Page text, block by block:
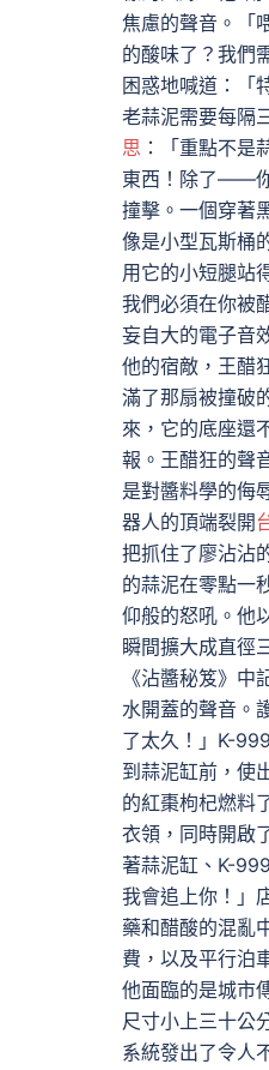
焦慮的聲音。「
的酸味了？我們
困惑地喊道：「
老蒜泥需要每隔
思 ：「重點不
東西！除了——你
撞擊。一個穿著
像是小型瓦斯桶
用它的小短腿站
我們必須在你被
妄自大的電子音
他的宿敵，王醋
滿了那扇被撞破
來，它的底座還
報。王醋狂的聲
是對醬料學的侮
器人的頂端裂開
把抓住了廖沾沾
的蒜泥在零點一
仰般的怒吼。他
瞬間擴大成直徑
《沾醬秘笈》
水開蓋的聲音。
了太久！」K-
到蒜泥缸前，使
的紅棗枸杞燃料
衣領，同時開啟
著蒜泥缸、K-
我會追上你！」
藥和醋酸的混亂
費，以及平行泊
他面臨的是城市
尺寸小上三十公
系統發出了令人